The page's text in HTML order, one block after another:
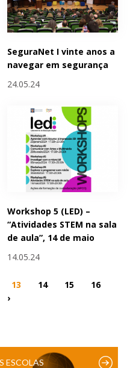
SeguraNet I vinte anos a
navegar em segurança
24.05.24
Workshop 5 (LED) –
“Atividades STEM na sala
de aula”, 14 de maio
14.05.24
13 14 15
16
›
ESCOLAS